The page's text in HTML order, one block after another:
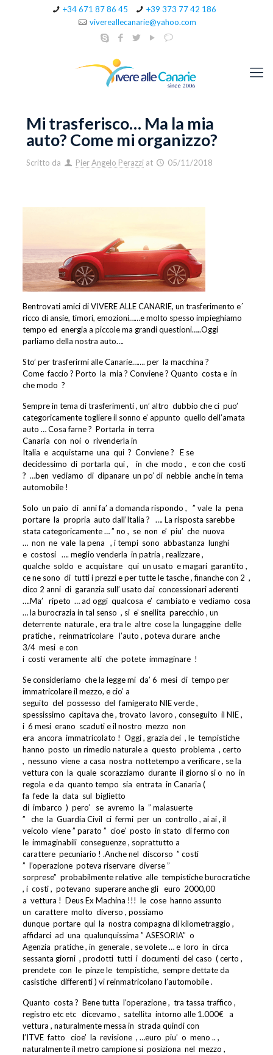
+34 671 87 86 45
+39 373 77 42 186
vivereallecanarie@yahoo.com
Mi trasferisco… Ma la mia
auto? Come mi organizzo?
Scritto da Pier Angelo Perazzi at 05/11/2018
Bentrovati amici di VIVERE ALLE CANARIE, un trasferimento e´
ricco di ansie, timori, emozioni……e molto spesso impieghiamo
tempo ed energia a piccole ma grandi questioni…..Oggi
parliamo della nostra auto….
Sto’ per trasferirmi alle Canarie……. per la macchina ?
Come faccio ? Porto la mia ? Conviene ? Quanto costa e in
che modo ?
Sempre in tema di trasferimenti , un’ altro dubbio che ci puo’
categoricamente togliere il sonno e’ appunto quello dell’amata
auto … Cosa farne ? Portarla in terra
Canaria con noi o rivenderla in
Italia e acquistarne una qui ? Conviene ?
E se
decidessimo di portarla qui , in che modo , e con che costi
? …ben vediamo di dipanare un po’ di nebbie anche in tema
automobile !
Solo un paio di anni fa’ a domanda rispondo , ” vale la pena
portare la propria auto dall’Italia ?
…. La risposta sarebbe
stata categoricamente … ” no , se non e’ piu’ che nuova
… non ne vale la pena , i tempi sono abbastanza lunghi
e costosi …. meglio venderla in patria , realizzare ,
qualche soldo e acquistare qui un usato e magari garantito ,
ce ne sono di tutti i prezzi e per tutte le tasche , finanche con 2 ,
dico 2 anni di garanzia sull’ usato dai concessionari aderenti
….Ma’
ripeto … ad oggi qualcosa e’ cambiato e vediamo cosa
… la burocrazia in tal senso , si e’ snellita parecchio , un
deterrente naturale , era tra le altre cose la lungaggine delle
pratiche , reinmatricolare l’auto , poteva durare anche
3/4 mesi e con
i costi veramente alti che potete immaginare !
Se consideriamo che la legge mi da’ 6 mesi di tempo per
immatricolare il mezzo, e cio’ a
seguito del possesso del famigerato NIE verde ,
spessissimo capitava che , trovato lavoro , conseguito il NIE ,
i 6 mesi erano scaduti e il nostro mezzo non
era ancora immatricolato ! Oggi , grazia dei , le tempistiche
hanno posto un rimedio naturale a questo problema , certo
, nessuno viene a casa nostra nottetempo a verificare , se la
vettura con la quale scorazziamo durante il giorno si o no in
regola e da quanto tempo sia entrata in Canaria (
fa fede la data sul biglietto
di imbarco ) pero’ se avremo la ” malasuerte
”
che la Guardia Civil ci fermi per un controllo , ai ai , il
veicolo viene ” parato ” cioe’ posto in stato di fermo con
le immaginabili conseguenze , soprattutto a
carattere pecuniario ! .Anche nel discorso ” costi
” l’operazione poteva riservare diverse ”
sorprese” probabilmente relative alle tempistiche burocratiche
, i costi , potevano superare anche gli euro 2000,00
a vettura ! Deus Ex Machina !!! le cose hanno assunto
un carattere molto diverso , possiamo
dunque portare qui la nostra compagna di kilometraggio ,
affidarci ad una qualunquissima ” ASESORIA” o
Agenzia pratiche , in generale , se volete … e loro in circa
sessanta giorni , prodotti tutti i documenti del caso ( certo ,
prendete con le pinze le tempistiche, sempre dettate da
casistiche differenti ) vi reinmatricolano l’automobile .
Quanto costa ? Bene tutta l’operazione , tra tassa traffico ,
registro etc etc dicevamo , satellita intorno alle 1.000€ a
vettura , naturalmente messa in strada quindi con
l’ITVE fatto cioe’ la revisione , …euro piu’ o meno .. ,
naturalmente il metro campione si posiziona nel mezzo ,